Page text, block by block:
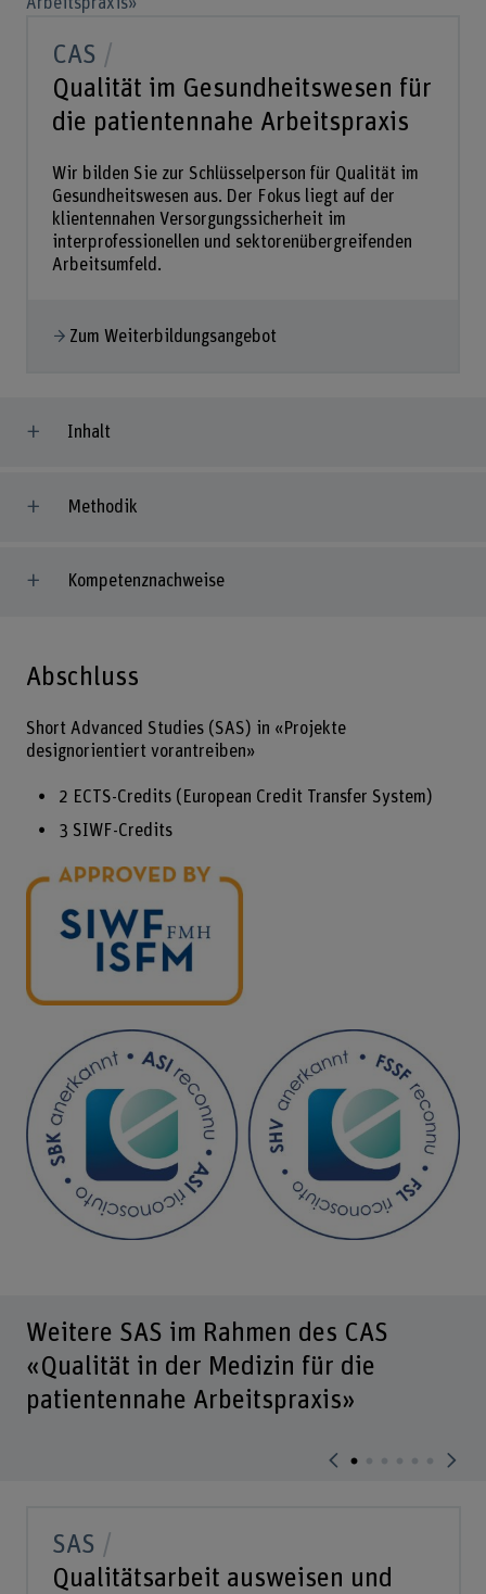
Arbeitspraxis»
CAS
Qualität im Gesundheitswesen für
die patientennahe Arbeitspraxis
Wir bilden Sie zur Schlüsselperson für Qualität im
Gesundheitswesen aus. Der Fokus liegt auf der
klientennahen Versorgungssicherheit im
interprofessionellen und sektorenübergreifenden
Arbeitsumfeld.
Zum Weiterbildungsangebot
Inhalt
Methodik
Kompetenznachweise
Abschluss
Short Advanced Studies (SAS) in «Projekte
designorientiert vorantreiben»
2 ECTS-Credits (European Credit Transfer System)
3 SIWF-Credits
Weitere SAS im Rahmen des CAS
«Qualität in der Medizin für die
patientennahe Arbeitspraxis»
SAS
Qualitätsarbeit ausweisen und